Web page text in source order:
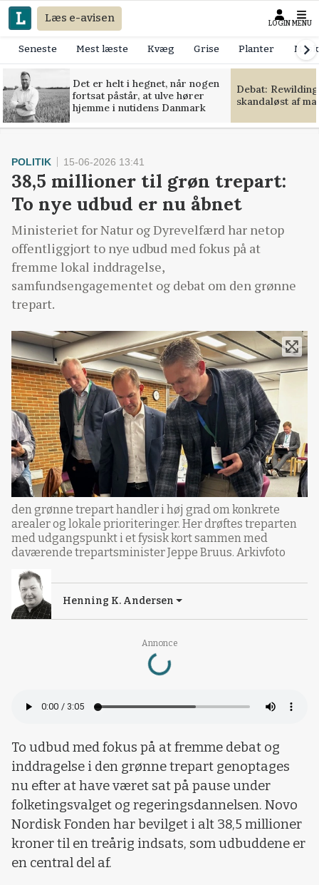
Læs e-avisen LOGIN MENU
Seneste Mest læste Kvæg Grise Planter
Det er helt i hegnet, når nogen
fortsat påstår, at ulve hører
hjemme i nutidens Danmark
Debat:
skandaløst af
Annonce
Loading...
POLITIK 15-06-2026 13:41
38,5 millioner til grøn trepart:
To nye udbud er nu åbnet
Ministeriet for Natur og Dyrevelfærd har netop
offentliggjort to nye udbud med fokus på at
fremme lokal inddragelse,
samfundsengagementet og debat om den grønne
trepart.
den grønne trepart handler i høj grad om konkrete
arealer og lokale prioriteringer. Her drøftes treparten
med udgangspunkt i et fysisk kort sammen med
daværende trepartsminister Jeppe Bruus. Arkivfoto
Henning K. Andersen
To udbud med fokus på at fremme debat og
inddragelse i den grønne trepart genoptages
nu efter at have været sat på pause under
folketingsvalget og regeringsdannelsen. Novo
Nordisk Fonden har bevilget i alt 38,5 millioner
kroner til en treårig indsats, som udbuddene er
en central del af.